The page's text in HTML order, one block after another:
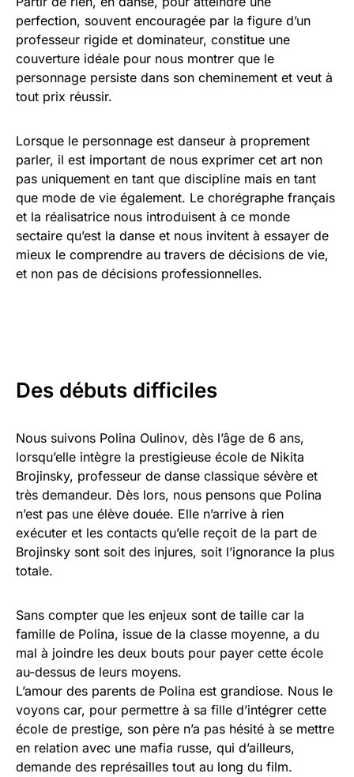
perfection, souvent encouragée par la figure d’un
professeur rigide et dominateur, constitue une
couverture idéale pour nous montrer que le
personnage persiste dans son cheminement et veut à
tout prix réussir.
Lorsque le personnage est danseur à proprement
parler, il est important de nous exprimer cet art non
pas uniquement en tant que discipline mais en tant
que mode de vie également. Le chorégraphe français
et la réalisatrice nous introduisent à ce monde
sectaire qu’est la danse et nous invitent à essayer de
mieux le comprendre au travers de décisions de vie,
et non pas de décisions professionnelles.
Des débuts difficiles
Nous suivons Polina Oulinov, dès l’âge de 6 ans,
lorsqu’elle intègre la prestigieuse école de Nikita
Brojinsky, professeur de danse classique sévère et
très demandeur. Dès lors, nous pensons que Polina
n’est pas une élève douée. Elle n’arrive à rien
exécuter et les contacts qu’elle reçoit de la part de
Brojinsky sont soit des injures, soit l’ignorance la plus
totale.
Sans compter que les enjeux sont de taille car la
famille de Polina, issue de la classe moyenne, a du
mal à joindre les deux bouts pour payer cette école
au-dessus de leurs moyens.
L’amour des parents de Polina est grandiose. Nous le
voyons car, pour permettre à sa fille d’intégrer cette
école de prestige, son père n’a pas hésité à se mettre
en relation avec une mafia russe, qui d’ailleurs,
demande des représailles tout au long du film.